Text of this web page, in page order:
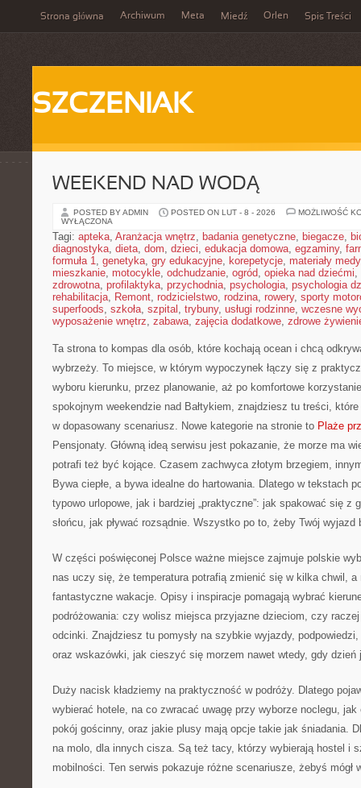
Strona główna Archiwum Meta Miedź Orlen Spis Treści
SZCZENIAK
WEEKEND NAD WODĄ
POSTED BY ADMIN POSTED ON LUT - 8 - 2026
MOŻLIWOŚĆ
WYŁĄCZONA
Tagi: apteka, Aranżacja wnętrz, badania genetyczne, biegacze,
diagnostyka, dieta, dom, dzieci, edukacja domowa, egzaminy,
formuła 1, genetyka, gry edukacyjne, korepetycje, materiały
mieszkanie, motocykle, odchudzanie, ogród, opieka nad dziećmi,
zdrowotna, profilaktyka, przychodnia, psychologia, psychologia
rehabilitacja, Remont, rodzicielstwo, rodzina, rowery, sporty
superfoods, szkoła, szpital , trybuny, usługi rodzinne, wczesne
wyposażenie wnętrz, zabawa, zajęcia dodatkowe, zdrowe
Ta strona to kompas dla osób, które kochają ocean i chcą
wybrzeży. To miejsce, w którym wypoczynek łączy się z
wyboru kierunku, przez planowanie, aż po komfortowe
spokojnym weekendzie nad Bałtykiem, znajdziesz tu treści,
w dopasowany scenariusz. Nowe kategorie na stronie to Plaże
Pensjonaty. Główną ideą serwisu jest pokazanie, że morze ma
potrafi też być kojące. Czasem zachwyca złotym brzegiem,
Bywa ciepłe, a bywa idealne do hartowania. Dlatego w tekstach
typowo urlopowe, jak i bardziej „praktyczne”: jak spakować się z
słońcu, jak pływać rozsądnie. Wszystko po to, żeby Twój wyjazd
W części poświęconej Polsce ważne miejsce zajmuje polskie
nas uczy się, że temperatura potrafią zmienić się w kilka chwil,
fantastyczne wakacje. Opisy i inspiracje pomagają wybrać
podróżowania: czy wolisz miejsca przyjazne dzieciom, czy
odcinki. Znajdziesz tu pomysły na szybkie wyjazdy,
oraz wskazówki, jak cieszyć się morzem nawet wtedy, gdy dzień
Duży nacisk kładziemy na praktyczność w podróży. Dlatego
wybierać hotele, na co zwracać uwagę przy wyborze noclegu,
pokój gościnny, oraz jakie plusy mają opcje takie jak śniadania.
na molo, dla innych cisza. Są też tacy, którzy wybierają hostel i
mobilności. Ten serwis pokazuje różne scenariusze, żebyś mógł